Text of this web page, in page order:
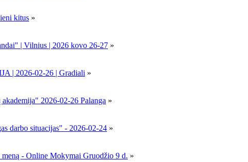
kitus »
| Vilnius | 2026 kovo 26-27 »
| 2026-02-26 | Gradiali »
2026-02-26 Palanga »
darbo situacijas" - 2026-02-24 »
- Online Mokymai Gruodžio 9 d. »